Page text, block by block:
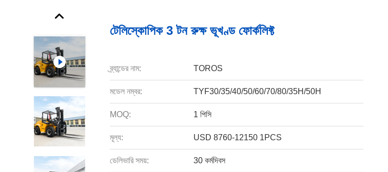
টেলিস্কোপিক 3 টন রুক্ষ ভূখণ্ড ফোর্কলিফ্ট
ব্র্যান্ডের নাম: TOROS
মডেল নম্বর: TYF30/35/40/50/60/70/80/35H/50H
MOQ: 1 পিসি
মূল্য: USD 8760-12150 1PCS
ডেলিভারি সময়: 30 কর্মদিবস